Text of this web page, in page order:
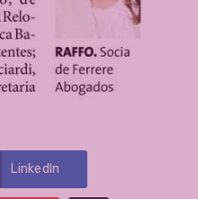
LinkedIn